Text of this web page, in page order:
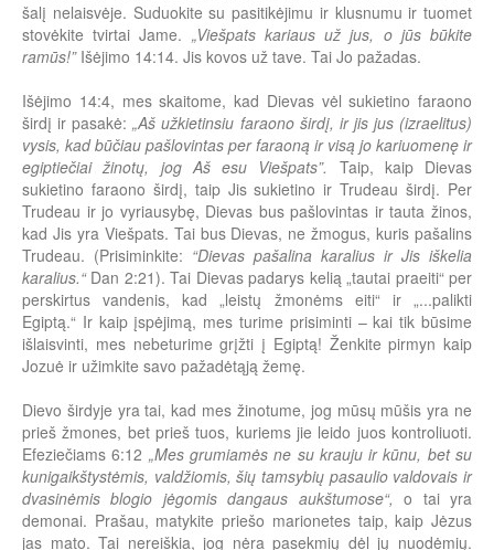
šalį nelaisvėje. Suduokite su pasitikėjimu ir klusnumu ir tuomet
stovėkite tvirtai Jame. „Viešpats kariaus už jus, o jūs būkite
ramūs!”Išėjimo 14:14. Jis kovos už tave. Tai Jo pažadas.
Išėjimo 14:4, mes skaitome, kad Dievas vėl sukietino faraono
širdį ir pasakė: „Aš užkietinsiu faraono širdį, ir jis jus (izraelitus)
vysis, kad būčiau pašlovintas per faraoną ir visą jo kariuomenę ir
egiptiečiai žinotų, jog Aš esu Viešpats”. Taip, kaip Dievas
sukietino faraono širdį, taip Jis sukietino ir Trudeau širdį. Per
Trudeau ir jo vyriausybę, Dievas bus pašlovintas ir tauta žinos,
kad Jis yra Viešpats. Tai bus Dievas, ne žmogus, kuris pašalins
Trudeau. (Prisiminkite: “Dievas pašalina karalius ir Jis iškelia
karalius.“ Dan 2:21). Tai Dievas padarys kelią „tautai praeiti“ per
perskirtus vandenis, kad „leistų žmonėms eiti“ ir „...palikti
Egiptą.“ Ir kaip įspėjimą, mes turime prisiminti – kai tik būsime
išlaisvinti, mes nebeturime grįžti į Egiptą! Ženkite pirmyn kaip
Jozuė ir užimkite savo pažadėtąją žemę.
Dievo širdyje yra tai, kad mes žinotume, jog mūsų mūšis yra ne
prieš žmones, bet prieš tuos, kuriems jie leido juos kontroliuoti.
Efeziečiams 6:12 „Mes grumiamės ne su krauju ir kūnu, bet su
kunigaikštystėmis, valdžiomis, šių tamsybių pasaulio valdovais ir
dvasinėmis blogio jėgomis dangaus aukštumose“, o tai yra
demonai. Prašau, matykite priešo marionetes taip, kaip Jėzus
jas mato. Tai nereiškia, jog nėra pasekmių dėl jų nuodėmių.